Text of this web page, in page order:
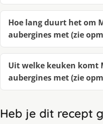
Hoe lang duurt het om
aubergines met (zie
Uit welke keuken komt
aubergines met (zie
Heb je dit recept